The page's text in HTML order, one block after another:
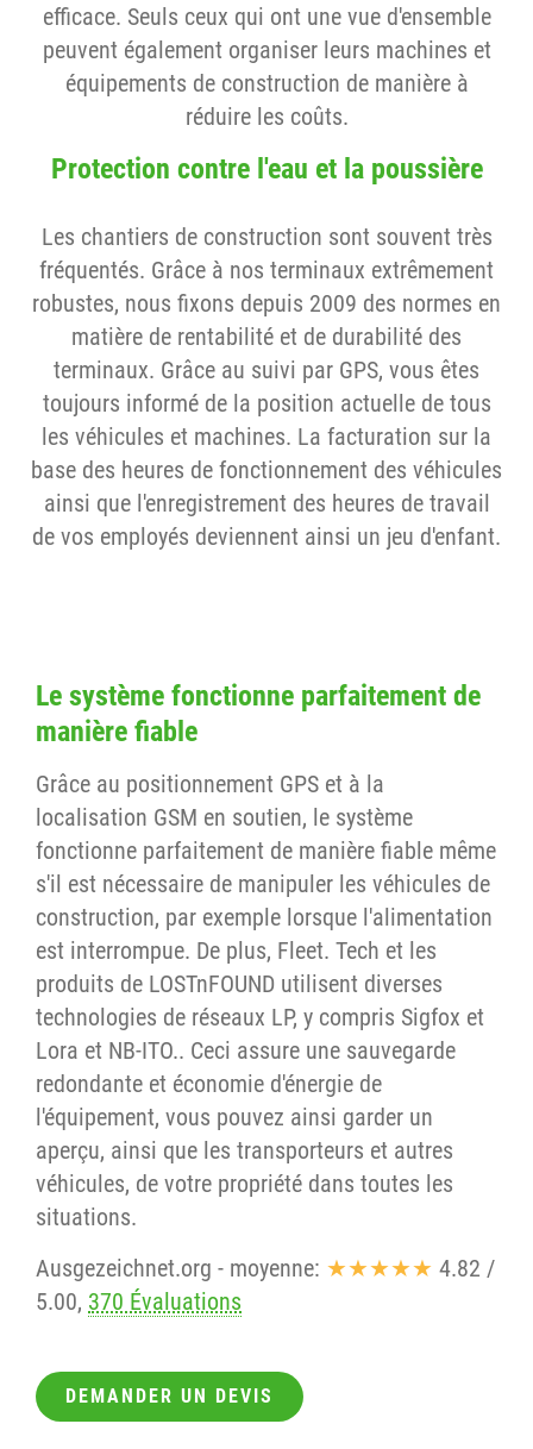
efficace. Seuls ceux qui ont une vue d'ensemble
peuvent également organiser leurs machines et
équipements de construction de manière à
réduire les coûts.
Protection contre l'eau et la poussière
Les chantiers de construction sont souvent très
fréquentés. Grâce à nos terminaux extrêmement
robustes, nous fixons depuis 2009 des normes en
matière de rentabilité et de durabilité des
terminaux. Grâce au suivi par GPS, vous êtes
toujours informé de la position actuelle de tous
les véhicules et machines. La facturation sur la
base des heures de fonctionnement des véhicules
ainsi que l'enregistrement des heures de travail
de vos employés deviennent ainsi un jeu d'enfant.
Le système fonctionne parfaitement de
manière fiable
Grâce au positionnement GPS et à la
localisation GSM en soutien, le système
fonctionne parfaitement de manière fiable même
s'il est nécessaire de manipuler les véhicules de
construction, par exemple lorsque l'alimentation
est interrompue. De plus, Fleet. Tech et les
produits de LOSTnFOUND utilisent diverses
technologies de réseaux LP, y compris Sigfox et
Lora et NB-ITO.. Ceci assure une sauvegarde
redondante et économie d'énergie de
l'équipement, vous pouvez ainsi garder un
aperçu, ainsi que les transporteurs et autres
véhicules, de votre propriété dans toutes les
situations.
Ausgezeichnet.org - moyenne: ★★★★★ 4.82 /
5.00, 370 Évaluations
DEMANDER UN DEVIS